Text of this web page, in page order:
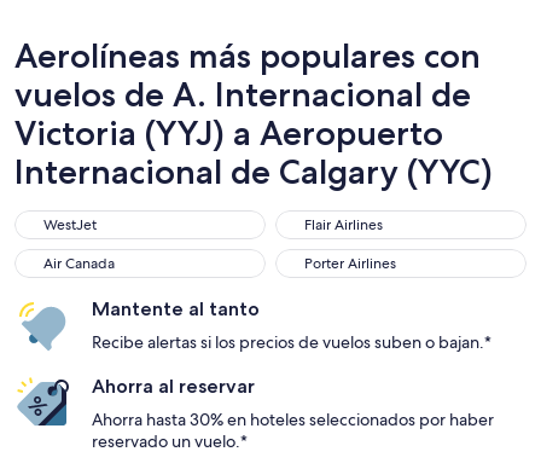
Aerolíneas más populares con
vuelos de A. Internacional de
Victoria (YYJ) a Aeropuerto
Internacional de Calgary (YYC)
WestJet
WestJet Flair Airlines
Flair Airlines
Air Canada
Air Canada Porter Airlines
Porter Airlines
Mantente al tanto
Recibe alertas si los precios de vuelos suben o bajan.*
Ahorra al reservar
Ahorra hasta 30% en hoteles seleccionados por haber
reservado un vuelo.*